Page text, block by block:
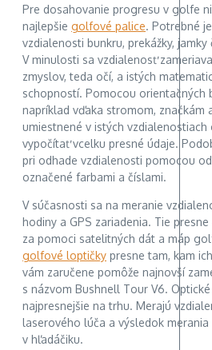
Pre dosahovanie progresu v golfe
najlepšie golfové palice. Potrebné
vzdialenosti bunkru, prekážky,
V minulosti sa vzdialenosť
zmyslov, teda očí, a istých
schopností. Pomocou orientačných
napríklad vďaka stromom, značkám
umiestnené v istých vzdialenostiach
vypočítať vcelku presné údaje.
pri odhade vzdialenosti pomocou
označené farbami a číslami.
V súčasnosti sa na meranie
hodiny a GPS zariadenia. Tie
za pomoci satelitných dát a máp
golfové loptičky presne tam, kam
vám zaručene pomôže najnovší
s názvom Bushnell Tour V6.
najpresnejšie na trhu. Merajú
laserového lúča a výsledok merania
v hľadáčiku.